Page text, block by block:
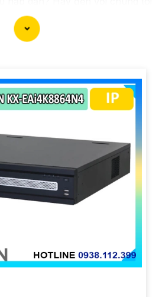
và được tư vấn về giải pháp
cầu an ninh của bạn!"
Kbvision với giá ưu đãi
cung cấp Camera Kbvision
cao nhất trên thị trường.
chuyên nghiệp về giải pháp an
thiệu trên sẽ giúp bạn thành
khách hàng và tăng cơ hội
có bất kỳ yêu cầu hay câu hỏi